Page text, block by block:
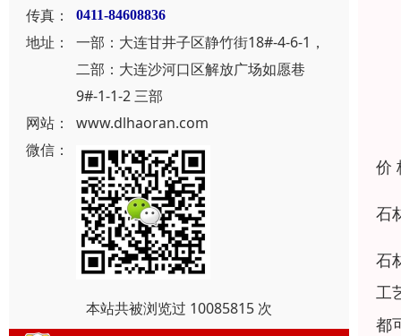
传真： 0411-84608836
地址：
一部：大连甘井子区静竹街18#-4-6-1，
二部：大连沙河口区解放广场如愿巷
9#-1-1-2 三部
网站：
www.dlhaoran.com
微信：
本站共被浏览过 10085815 次
价
石
石
工
都